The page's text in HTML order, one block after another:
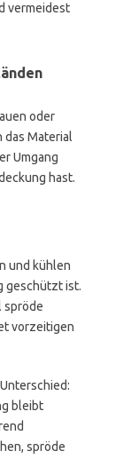
vermeidest
oder
das Material
Umgang
hast.
und kühlen
geschützt ist.
spröde
vorzeitigen
bleibt
spröde